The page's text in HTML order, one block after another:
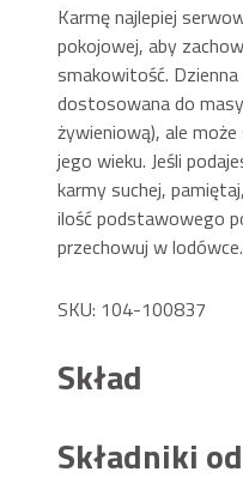
Karmę najlepiej
pokojowej, aby
smakowitość.
dostosowana do
żywieniową), ale
jego wieku. Jeśli
karmy suchej,
ilość podstawowego
przechowuj w lodówce.
SKU: 104-100837
Skład
Składniki